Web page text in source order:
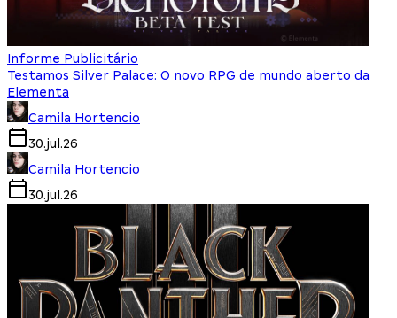
Informe Publicitário
Testamos Silver Palace: O novo RPG de mundo aberto da
Elementa
Camila Hortencio
30.jul.26
Camila Hortencio
30.jul.26